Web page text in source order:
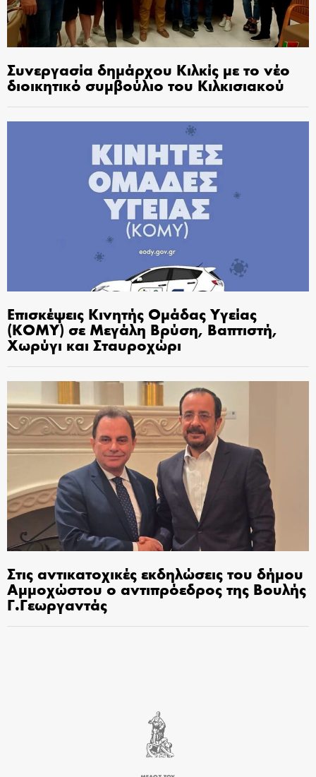
Συνεργασία δημάρχου Κιλκίς με το νέο
διοικητικό συμβούλιο του Κιλκισιακού
Επισκέψεις Κινητής Ομάδας Υγείας
(ΚΟΜΥ) σε Μεγάλη Βρύση, Βαπτιστή,
Χωρύγι και Σταυροχώρι
Στις αντικατοχικές εκδηλώσεις του δήμου
Αμμοχώστου ο αντιπρόεδρος της Βουλής
Γ.Γεωργαντάς